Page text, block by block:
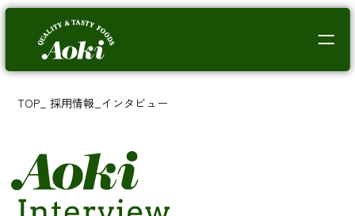
TOP _採用情報 インタビュー